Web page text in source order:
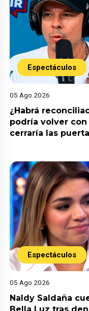
Espectáculos
05 Ago 2026
¿Habrá
podría volver con
cerraría las
Espectáculos
05 Ago 2026
Naldy Saldaña